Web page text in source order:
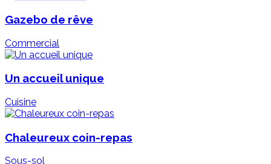
Gazebo de rêve
Commercial
Un accueil unique
Cuisine
Chaleureux coin-repas
Sous-sol